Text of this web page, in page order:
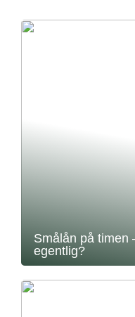
Smålån på timen
egentlig?